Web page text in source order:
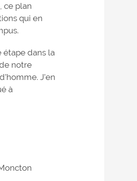
ce plan
qui en
étape dans la
notre
J’en
à